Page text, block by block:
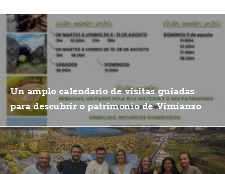
Un amplo calendario de visitas guiadas
para descubrir o patrimonio de Vimianzo